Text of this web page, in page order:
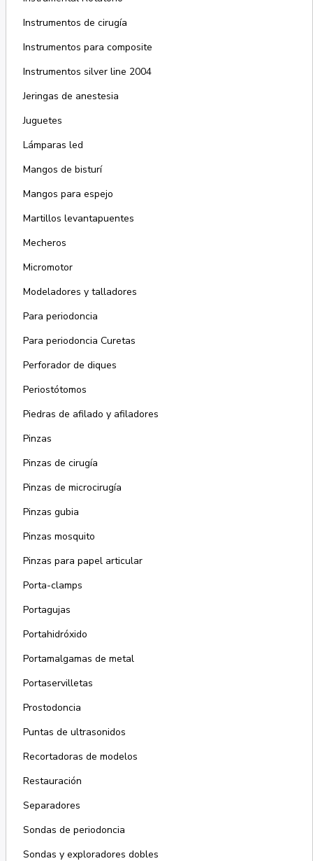
Instrumentos de cirugía
Instrumentos para composite
Instrumentos silver line 2004
Jeringas de anestesia
Juguetes
Lámparas led
Mangos de bisturí
Mangos para espejo
Martillos levantapuentes
Mecheros
Micromotor
Modeladores y talladores
Para periodoncia
Para periodoncia Curetas
Perforador de diques
Periostótomos
Piedras de afilado y afiladores
Pinzas
Pinzas de cirugía
Pinzas de microcirugía
Pinzas gubia
Pinzas mosquito
Pinzas para papel articular
Porta-clamps
Portagujas
Portahidróxido
Portamalgamas de metal
Portaservilletas
Prostodoncia
Puntas de ultrasonidos
Recortadoras de modelos
Restauración
Separadores
Sondas de periodoncia
Sondas y exploradores dobles